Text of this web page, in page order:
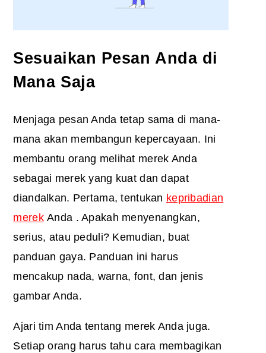
Sesuaikan Pesan Anda di
Mana Saja
Menjaga pesan Anda tetap sama di mana-
mana akan membangun kepercayaan. Ini
membantu orang melihat merek Anda
sebagai merek yang kuat dan dapat
diandalkan. Pertama, tentukan kepribadian
merekAnda . Apakah menyenangkan,
serius, atau peduli? Kemudian, buat
panduan gaya. Panduan ini harus
mencakup nada, warna, font, dan jenis
gambar Anda.
Ajari tim Anda tentang merek Anda juga.
Setiap orang harus tahu cara membagikan